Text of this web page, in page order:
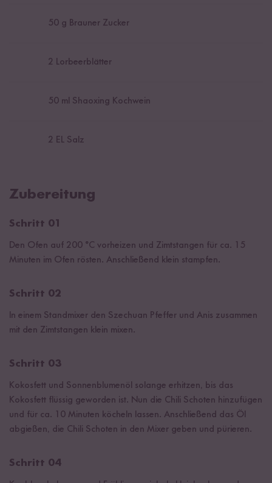
50 g Brauner Zucker
2 Lorbeerblätter
50 ml Shaoxing Kochwein
2 EL Salz
Zubereitung
Schritt 01
Den Ofen auf 200 °C vorheizen und Zimtstangen für ca. 15
Minuten im Ofen rösten. Anschließend klein stampfen.
Schritt 02
In einem Standmixer den Szechuan Pfeffer und Anis zusammen
mit den Zimtstangen klein mixen.
Schritt 03
Kokosfett und Sonnenblumenöl solange erhitzen, bis das
Kokosfett flüssig geworden ist. Nun die Chili Schoten hinzufügen
und für ca. 10 Minuten köcheln lassen. Anschließend das Öl
abgießen, die Chili Schoten in den Mixer geben und pürieren.
Schritt 04